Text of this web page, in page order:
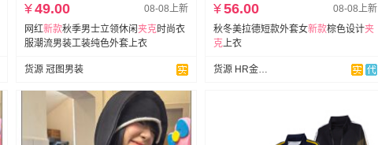
08-08上新
¥49.00
网红新款秋季男士立领休闲夹克时尚衣
服潮流男装工装纯色外套上衣
货源 冠图男装
08-08上新
¥56.00
秋冬美拉德短款外套女新款棕色设计夹
克上衣
货源 HR金象女衣橱